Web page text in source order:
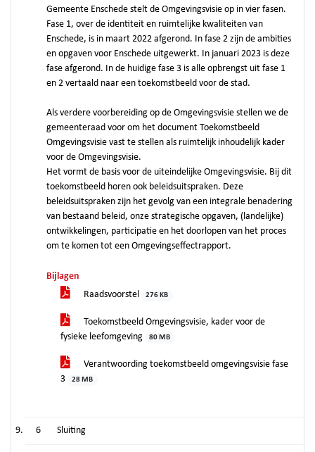
Gemeente Enschede stelt de Omgevingsvisie op in vier fasen.
Fase 1, over de identiteit en ruimtelijke kwaliteiten van
Enschede, is in maart 2022 afgerond. In fase 2 zijn de ambities
en opgaven voor Enschede uitgewerkt. In januari 2023 is deze
fase afgerond. In de huidige fase 3 is alle opbrengst uit fase 1
en 2 vertaald naar een toekomstbeeld voor de stad.
Als verdere voorbereiding op de Omgevingsvisie stellen we de
gemeenteraad voor om het document Toekomstbeeld
Omgevingsvisie vast te stellen als ruimtelijk inhoudelijk kader
voor de Omgevingsvisie.
Het vormt de basis voor de uiteindelijke Omgevingsvisie. Bij dit
toekomstbeeld horen ook beleidsuitspraken. Deze
beleidsuitspraken zijn het gevolg van een integrale benadering
van bestaand beleid, onze strategische opgaven, (landelijke)
ontwikkelingen, participatie en het doorlopen van het proces
om te komen tot een Omgevingseffectrapport.
Bijlagen
Raadsvoorstel
276 KB
Toekomstbeeld Omgevingsvisie, kader voor de
fysieke leefomgeving
80 MB
Verantwoording toekomstbeeld omgevingsvisie fase
3
28 MB
6 Sluiting